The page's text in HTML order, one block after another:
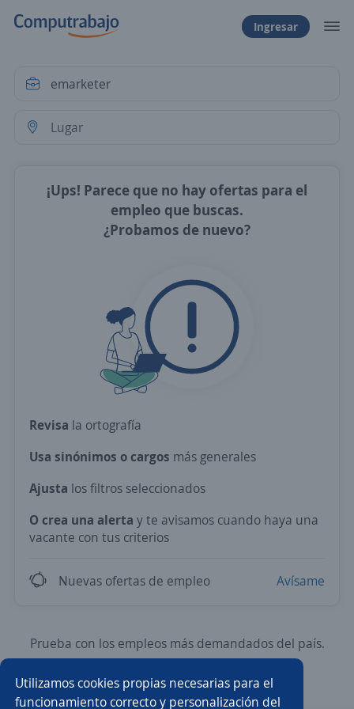
Utilizamos cookies propias necesarias para el
funcionamiento correcto y personalización del
Ingresar
¡Ups! Parece que no hay ofertas para el
empleo que buscas.
¿Probamos de nuevo?
Revisa la ortografía
Usa sinónimos o cargos más generales
Ajusta los filtros seleccionados
O crea una alerta y te avisamos cuando haya una
vacante con tus criterios
Nuevas ofertas de empleo Avísame
Prueba con los empleos más demandados del país.
Ejecutivo/a de ventas Asesor/a de ventas